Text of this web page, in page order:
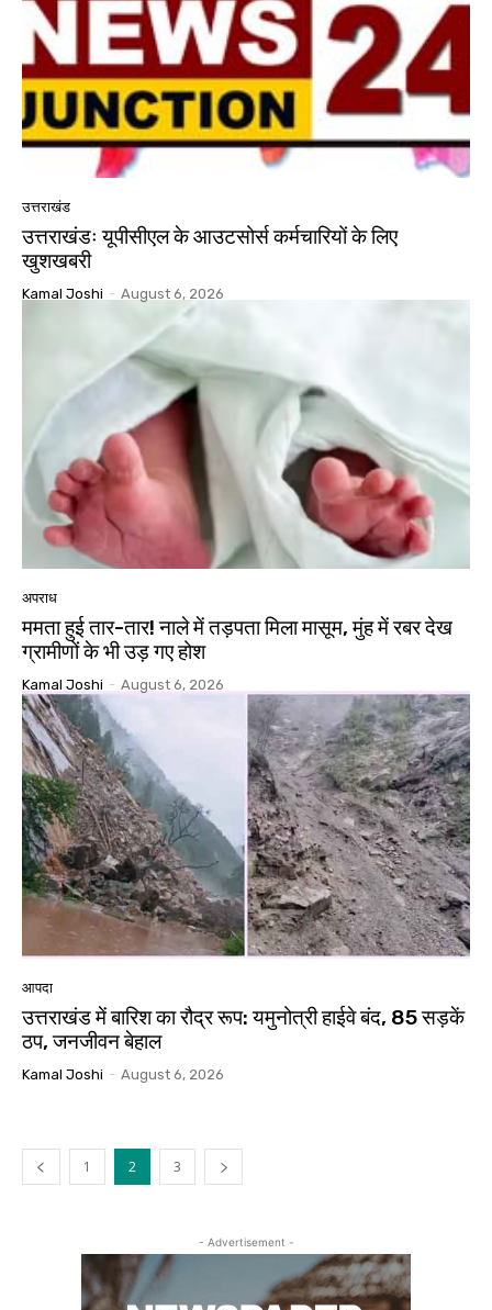
उत्तराखंड
उत्तराखंडः यूपीसीएल के आउटसोर्स कर्मचारियों के लिए
खुशखबरी
Kamal Joshi - August 6, 2026
अपराध
ममता हुई तार-तार! नाले में तड़पता मिला मासूम, मुंह में रबर देख
ग्रामीणों के भी उड़ गए होश
Kamal Joshi - August 6, 2026
आपदा
उत्तराखंड में बारिश का रौद्र रूप: यमुनोत्री हाईवे बंद, 85 सड़कें
ठप, जनजीवन बेहाल
Kamal Joshi - August 6, 2026
1 2 3
- Advertisement -